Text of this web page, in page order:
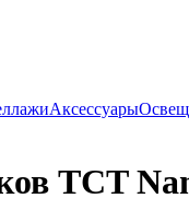
Аксессуары
TCT